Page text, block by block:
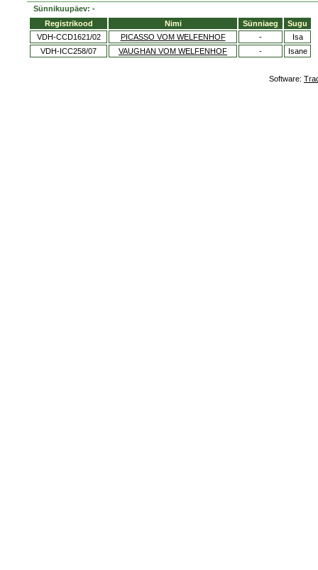
Sünnikuupäev: -
Registrikood
Nimi Sünniaeg
Sugu
VDH-CCD1621/02
PICASSO VOM WELFENHOF -
Isa
VDH-ICC258/07
VAUGHAN VOM WELFENHOF - Isane
Software: